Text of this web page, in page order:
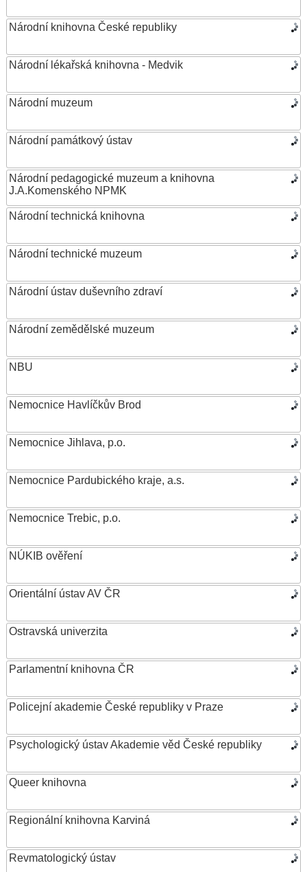
Národní knihovna České republiky
Národní lékařská knihovna - Medvik
Národní muzeum
Národní památkový ústav
Národní pedagogické muzeum a knihovna
J.A.Komenského NPMK
Národní technická knihovna
Národní technické muzeum
Národní ústav duševního zdraví
Národní zemědělské muzeum
NBU
Nemocnice Havlíčkův Brod
Nemocnice Jihlava, p.o.
Nemocnice Pardubického kraje, a.s.
Nemocnice Trebic, p.o.
NÚKIB ověření
Orientální ústav AV ČR
Ostravská univerzita
Parlamentní knihovna ČR
Policejní akademie České republiky v Praze
Psychologický ústav Akademie věd České republiky
Queer knihovna
Regionální knihovna Karviná
Revmatologický ústav